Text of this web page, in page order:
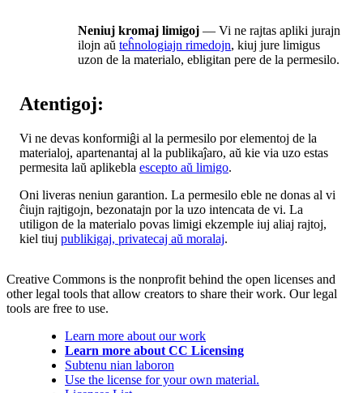
Neniuj kromaj limigoj — Vi ne rajtas apliki jurajn
ilojn aŭ teĥnologiajn rimedojn, kiuj jure limigus
uzon de la materialo, ebligitan pere de la permesilo.
Atentigoj:
Vi ne devas konformiĝi al la permesilo por elementoj de la
materialoj, apartenantaj al la publikaĵaro, aŭ kie via uzo estas
permesita laŭ aplikebla escepto aŭ limigo.
Oni liveras neniun garantion. La permesilo eble ne donas al vi
ĉiujn rajtigojn, bezonatajn por la uzo intencata de vi. La
utiligon de la materialo povas limigi ekzemple iuj aliaj rajtoj,
kiel tiuj publikigaj, privatecaj aŭ moralaj.
Creative Commons is the nonprofit behind the open licenses and
other legal tools that allow creators to share their work. Our legal
tools are free to use.
Learn more about our work
Learn more about CC Licensing
Subtenu nian laboron
Use the license for your own material.